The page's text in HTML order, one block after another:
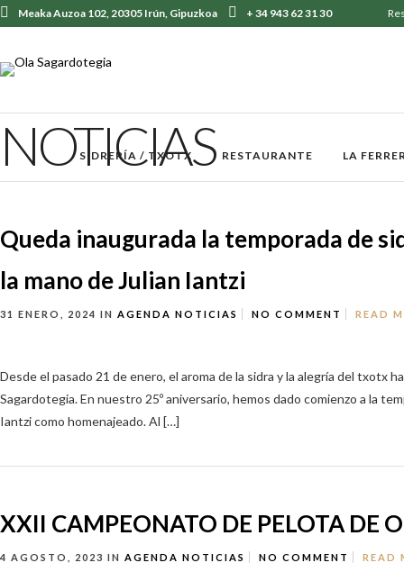
Meaka Auzoa 102, 20305 Irún, Gipuzkoa + 34 943 62 31 30
SIDRERÍA / TXOTX RESTAURANTE LA
NOTICIAS
Queda inaugurada la temporada de
la mano de Julian Iantzi
31 ENERO, 2024 IN AGENDA NOTICIAS NO COMMENT READ
Desde el pasado 21 de enero, el aroma de la sidra y la alegría del txotx
Sagardotegia. En nuestro 25º aniversario, hemos dado comienzo a la
Iantzi como homenajeado. Al […]
XXII CAMPEONATO DE PELOTA DE
4 AGOSTO, 2023 IN AGENDA NOTICIAS NO COMMENT READ